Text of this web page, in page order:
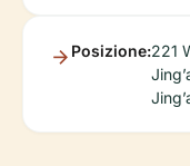
Posizione:221